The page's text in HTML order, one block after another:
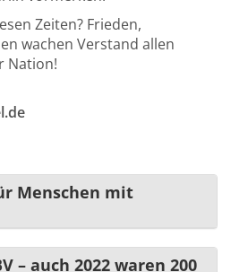
Zeiten? Frieden,
wachen Verstand allen
Nation!
Menschen mit
– auch 2022 waren 200